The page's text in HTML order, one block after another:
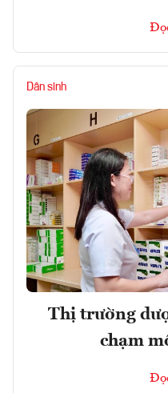
Dân sinh
Thị trường
chạm